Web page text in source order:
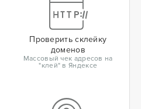
Проверить склейку
доменов
Массовый чек адресов на
"клей" в Яндексе